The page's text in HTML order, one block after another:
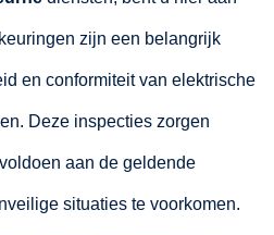
zijn een belangrijk
en conformiteit van elektrische
Deze inspecties zorgen
aan de geldende
situaties te voorkomen.